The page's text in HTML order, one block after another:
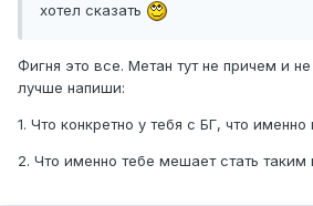
хотел сказать
Фигня это все. Метан тут не причем и
лучше напиши:
1. Что конкретно у тебя с БГ, что именно
2. Что именно тебе мешает стать